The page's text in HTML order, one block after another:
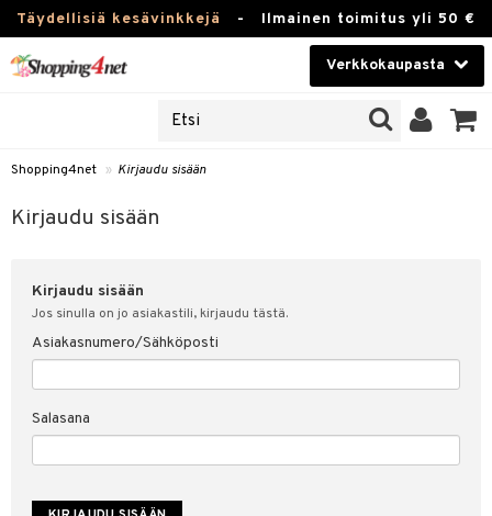
Täydellisiä kesävinkkejä - Ilmainen toimitus yli 50 €
Verkkokaupasta
Piilolinssit
Luontaistuotteet
Fitness
Koti & Sisustus
Lelut, Lapsi & Vauva
Tuotemerkkejä
Shopping4net » Kirjaudu sisään
Kirjaudu sisään
Kirjaudu sisään
Jos sinulla on jo asiakastili, kirjaudu tästä.
Asiakasnumero/Sähköposti
Salasana
sisään
& vastauksia
myyntiehdot
suojaus